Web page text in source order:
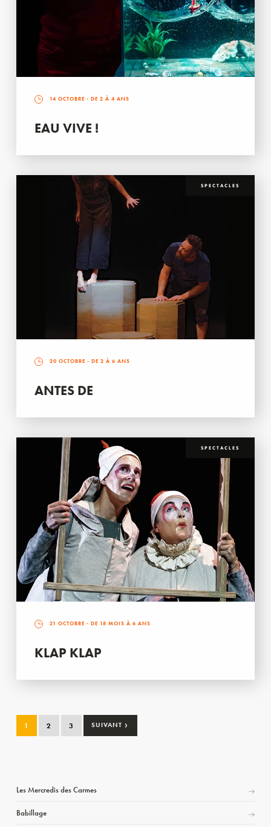
14 OCTOBRE - DE 2 À 4 ANS
EAU VIVE !
SPECTACLES
20 OCTOBRE - DE 2 À 6 ANS
ANTES DE
SPECTACLES
21 OCTOBRE - DE 18 MOIS À 6 ANS
KLAP KLAP
1 2 3 SUIVANT ›
Les Mercredis des Carmes
Babillage